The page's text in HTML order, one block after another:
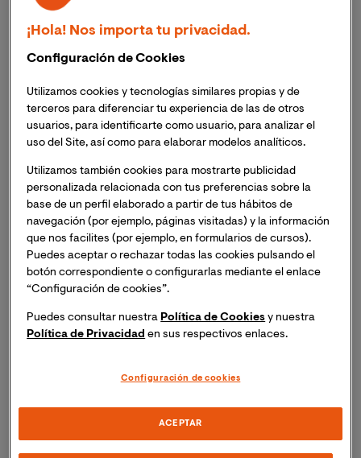
Matemáticas y Didáctica de las Matemáticas,
Ciencias Naturales y Didáctica de las Ciencias
una especialización del estudiante en determinadas
ramas, mejorando sus posibilidades de inserción y
promoción laboral. Además, si realizas las cinco
estudios con la metodología CLIL (Content and
Language Integrated Learning) —Didáctica de las
Matemáticas, Didáctica de las Ciencias Naturales,
Didáctica de la Educación Física, Didáctica de las
Ciencias Sociales y Didáctica de la Educación Artística
—, tu expediente certificará que has cursado las
didácticas específicas con metodología CLIL.
Descubre cómo es estudiar el
¡Hola! Nos importa tu privacidad.
Configuración de Cookies
Utilizamos cookies y tecnologías similares propias y de
terceros para diferenciar tu experiencia de las de otros
usuarios, para identificarte como usuario, para analizar el
uso del Site, así como para elaborar modelos analíticos.
Utilizamos también cookies para mostrarte publicidad
personalizada relacionada con tus preferencias sobre la
base de un perfil elaborado a partir de tus hábitos de
navegación (por ejemplo, páginas visitadas) y la información
que nos facilites (por ejemplo, en formularios de cursos).
Puedes aceptar o rechazar todas las cookies pulsando el
botón correspondiente o configurarlas mediante el enlace
“Configuración de cookies”.
Puedes consultar nuestra Política de Cookies y nuestra
Política de Privacidad en sus respectivos enlaces.
Configuración de cookies
ACEPTAR